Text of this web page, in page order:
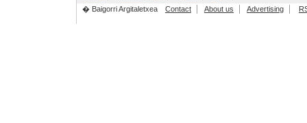
� Baigorri Argitaletxea
Contact About us Advertising